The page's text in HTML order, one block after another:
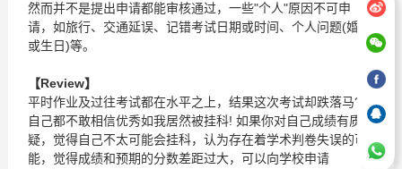
然而并不是提出申请都能审核通过，一些"个人"原因不可申
请，如旅行、交通延误、记错考试日期或时间、个人问题(婚礼
或生日)等。
【Review】
平时作业及过往考试都在水平之上，结果这次考试却跌落马?
自己都不敢相信优秀如我居然被挂科! 如果你对自己成绩有质
疑，觉得自己不太可能会挂科，认为存在着学术判卷失误的可
能，觉得成绩和预期的分数差距过大，可以向学校申请